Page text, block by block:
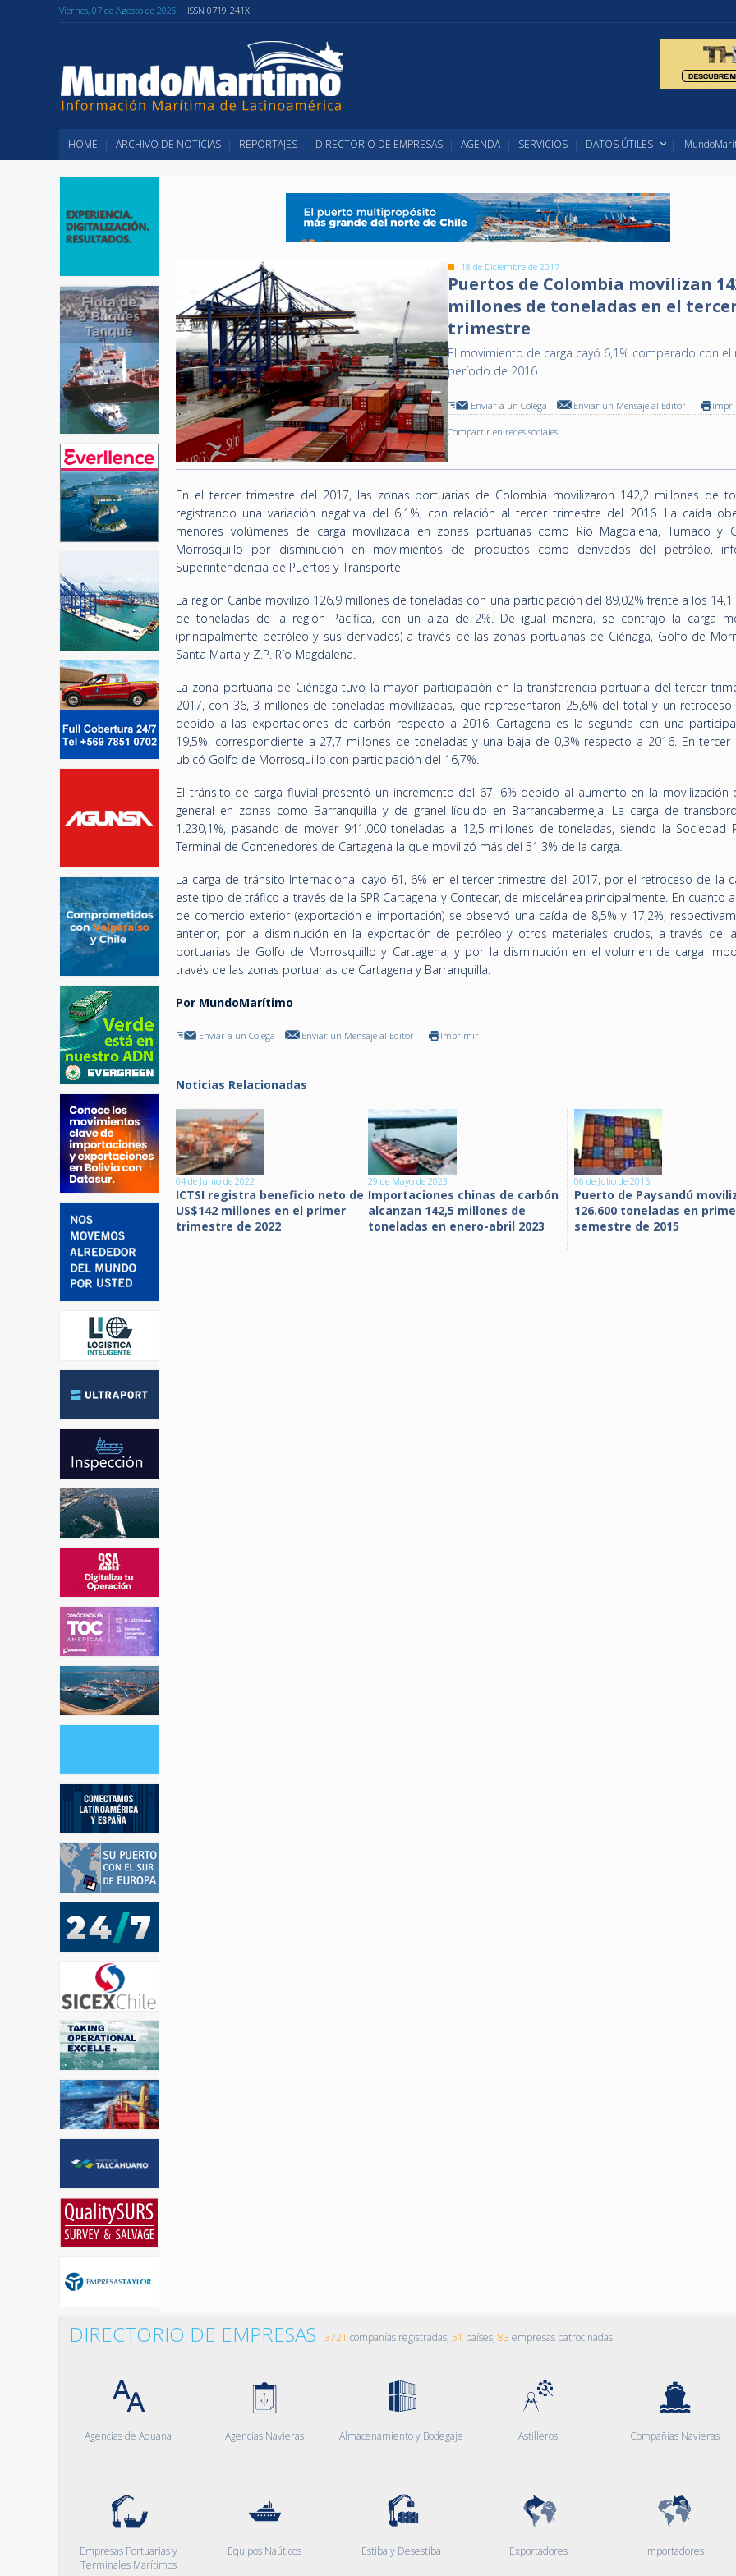
Viernes, 07 de Agosto de 2026 | ISSN 0719-241X
HOME ARCHIVO DE NOTICIAS REPORTAJES DIRECTORIO DE EMPRESAS AGENDA SERVICIOS DATOS ÚTILES
18 de Diciembre de 2017
Puertos de Colombia movilizan
millones de toneladas en el
trimestre
El movimiento de carga cayó 6,1% comparado con el
período de 2016
Enviar a un Colega Enviar un Mensaje al Editor
Compartir en redes sociales
En el tercer trimestre del 2017, las zonas portuarias de Colombia movilizaron 142,2 millones de
registrando una variación negativa del 6,1%, con relación al tercer trimestre del 2016. La caída
menores volúmenes de carga movilizada en zonas portuarias como Río Magdalena, Tumaco y
Morrosquillo por disminución en movimientos de productos como derivados del petróleo,
Superintendencia de Puertos y Transporte.
La región Caribe movilizó 126,9 millones de toneladas con una participación del 89,02% frente a los
de toneladas de la región Pacífica, con un alza de 2%. De igual manera, se contrajo la carga
(principalmente petróleo y sus derivados) a través de las zonas portuarias de Ciénaga, Golfo de
Santa Marta y Z.P. Río Magdalena.
La zona portuaria de Ciénaga tuvo la mayor participación en la transferencia portuaria del tercer
2017, con 36, 3 millones de toneladas movilizadas, que representaron 25,6% del total y un retroceso
debido a las exportaciones de carbón respecto a 2016. Cartagena es la segunda con una
19,5%; correspondiente a 27,7 millones de toneladas y una baja de 0,3% respecto a 2016. En tercer
ubicó Golfo de Morrosquillo con participación del 16,7%.
El tránsito de carga fluvial presentó un incremento del 67, 6% debido al aumento en la movilización
general en zonas como Barranquilla y de granel líquido en Barrancabermeja. La carga de
1.230,1%, pasando de mover 941.000 toneladas a 12,5 millones de toneladas, siendo la Sociedad
Terminal de Contenedores de Cartagena la que movilizó más del 51,3% de la carga.
La carga de tránsito Internacional cayó 61, 6% en el tercer trimestre del 2017, por el retroceso de la
este tipo de tráfico a través de la SPR Cartagena y Contecar, de miscelánea principalmente. En cuanto
de comercio exterior (exportación e importación) se observó una caída de 8,5% y 17,2%,
anterior, por la disminución en la exportación de petróleo y otros materiales crudos, a través de
portuarias de Golfo de Morrosquillo y Cartagena; y por la disminución en el volumen de carga
través de las zonas portuarias de Cartagena y Barranquilla.
Por MundoMarítimo
Enviar a un Colega Enviar un Mensaje al Editor Imprimir
Noticias Relacionadas
04 de Junio de 2022
ICTSI registra beneficio neto de
US$142 millones en el primer
trimestre de 2022
29 de Mayo de 2023
Importaciones chinas de carbón
alcanzan 142,5 millones de
toneladas en enero-abril 2023
06 de Julio de 2015
Puerto de Paysandú
126.600 toneladas en
semestre de 2015
DIRECTORIO DE EMPRESAS 3721 compañías registradas, 51 países, 83 empresas patrocinadas
Agencias de Aduana Agencias Navieras Almacenamiento y Bodegaje Astilleros Compañías Navieras
Empresas Portuarias y
Terminales Marítimos
Equipos Naúticos Estiba y Desestiba Exportadores Importadores